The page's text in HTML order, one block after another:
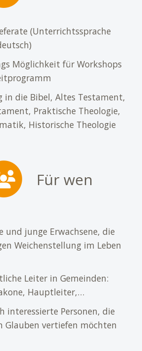
(Unterrichtssprache
Möglichkeit für Workshops
in die Bibel, Altes Testament,
Praktische Theologie,
Historische Theologie
Für wen
und junge Erwachsene, die
Weichenstellung im Leben
Leiter in Gemeinden:
Hauptleiter,…
interessierte Personen, die
Glauben vertiefen möchten